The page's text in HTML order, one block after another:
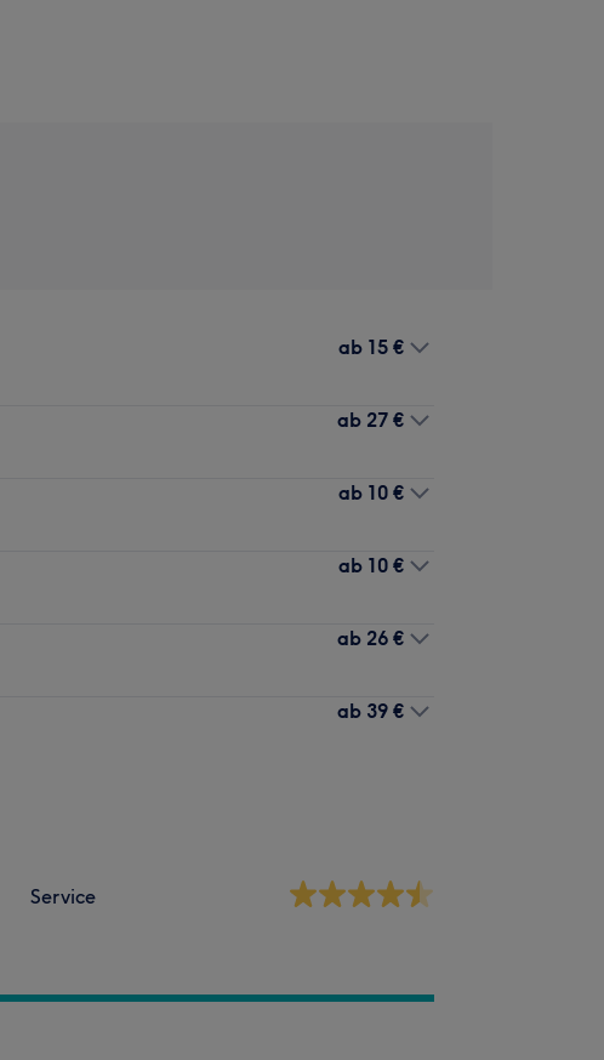
ab 15 €
ab 27 €
ab 10 €
ab 10 €
ab 26 €
ab 39 €
Service